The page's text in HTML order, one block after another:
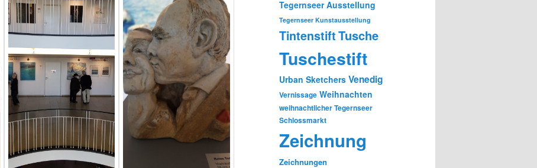
Tegernseer Ausstellung
Tegernseer Kunstausstellung
TintenstiftTusche
Tuschestift
Urban Sketchers Venedig
Vernissage Weihnachten
weihnachtlicher Tegernseer
Schlossmarkt
Zeichnung
Zeichnungen